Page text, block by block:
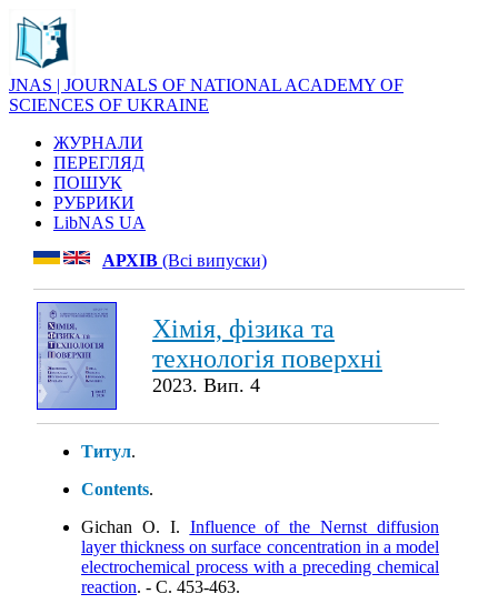
JNAS | JOURNALS OF NATIONAL ACADEMY OF
SCIENCES OF UKRAINE
ЖУРНАЛИ
ПЕРЕГЛЯД
ПОШУК
РУБРИКИ
LibNAS UA
АРХІВ (Всі випуски)
Хімія, фізика та
технологія поверхні
2023. Вип. 4
Титул.
Contents.
Gichan О. І. Influence of the Nernst diffusion
layer thickness on surface concentration in a model
electrochemical process with a preceding chemical
reaction. - C. 453-463.